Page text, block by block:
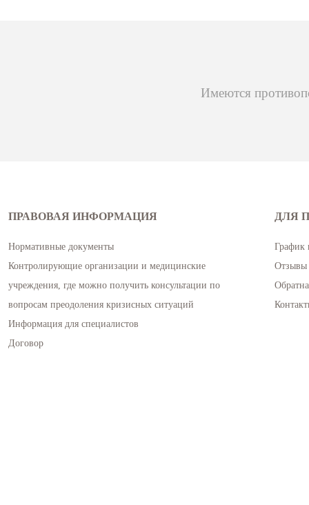
Имеются
ПРАВОВАЯ ИНФОРМАЦИЯ
Нормативные документы
Контролирующие организации и медицинские
учреждения, где можно получить консультации по
вопросам преодоления кризисных ситуаций
Информация для специалистов
Договор
ДЛЯ
График
Отзывы